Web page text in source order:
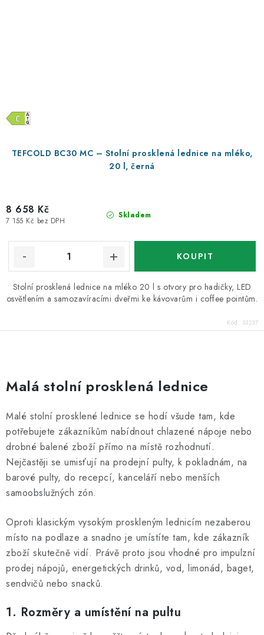
TEFCOLD BC30 MC – Stolní prosklená lednice na mléko,
20 l, černá
Skladem
7 155 Kč bez DPH
8 658 Kč
Stolní prosklená lednice na mléko 20 l s otvory pro hadičky, LED
osvětlením a samozavíracími dveřmi ke kávovarům i coffee pointům.
Kód: 33237
v
l
á
d
a
c
í
p
v
k
y
v
ý
i
Malá stolní prosklená lednice
Malé stolní prosklené lednice se hodí všude tam, kde
potřebujete zákazníkům nabídnout chlazené nápoje nebo
drobné balené zboží přímo na místě rozhodnutí.
Nejčastěji se umisťují na prodejní pulty, k pokladnám, na
barové pulty, do recepcí, kanceláří nebo menších
samoobslužných zón.
Oproti klasickým vysokým proskleným lednicím nezaberou
místo na podlaze a snadno je umístíte tam, kde zákazník
zboží skutečně vidí. Právě proto jsou vhodné pro impulzní
prodej nápojů, energetických drinků, vod, limonád, baget,
sendvičů nebo snacků.
1. Rozměry a umístění na pultu